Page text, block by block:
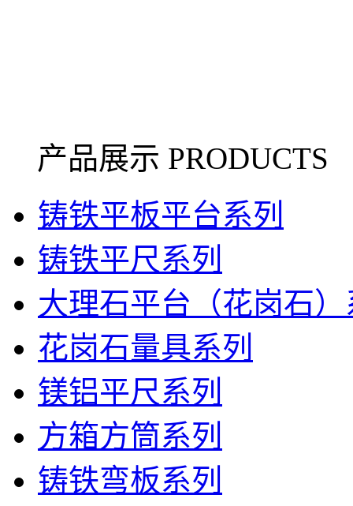
产品展示 PRODUCTS
铸铁平板平台系列
铸铁平尺系列
大理石平台（花岗石）
花岗石量具系列
镁铝平尺系列
方箱方筒系列
铸铁弯板系列